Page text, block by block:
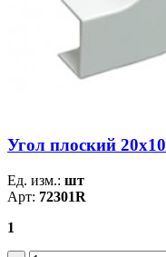
Угол плоский 20х10
Ед. изм.: шт
Арт: 72301R
1